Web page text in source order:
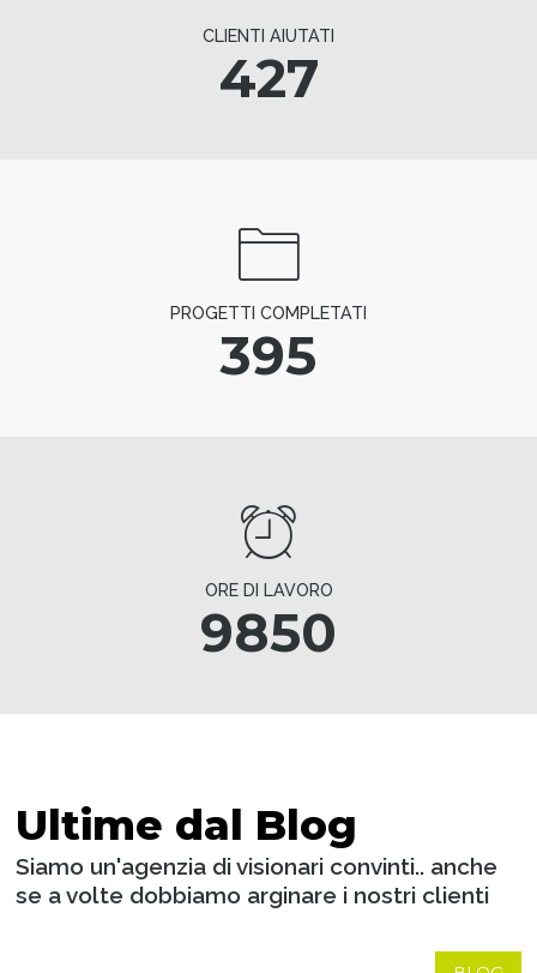
CLIENTI AIUTATI
427
PROGETTI COMPLETATI
395
ORE DI LAVORO
9850
Ultime dal Blog
Siamo un'agenzia di visionari convinti.. anche
se a volte dobbiamo arginare i nostri clienti